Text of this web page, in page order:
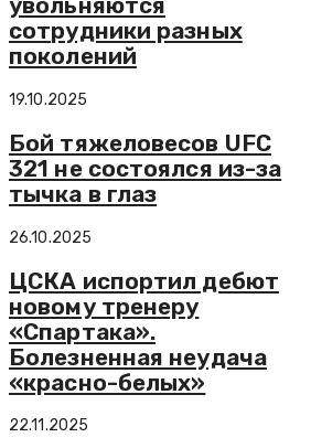
сотрудники разных
поколений
19.10.2025
Бой тяжеловесов UFC
321 не состоялся из-за
тычка в глаз
26.10.2025
ЦСКА испортил дебют
новому тренеру
«Спартака».
Болезненная неудача
«красно-белых»
22.11.2025